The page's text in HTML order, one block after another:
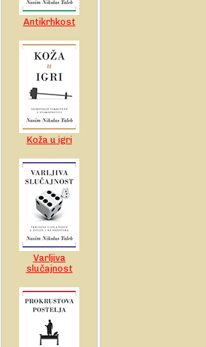
Antikrhkost
Koža u igri
Varljiva
slučajnost